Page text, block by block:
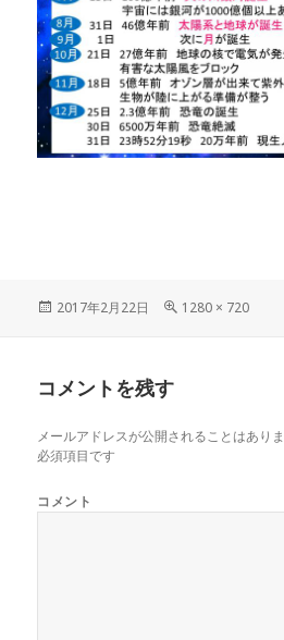
投
2017年2月22日
フ
1280 × 720
コメントを残す
メールアドレスが公開されることはありま
必須項目です
コメント